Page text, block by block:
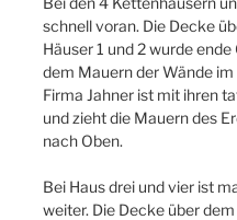
schnell voran. Die Decke
Häuser 1 und 2 wurde
dem Mauern der Wände
Firma Jahner ist mit ihren
und zieht die Mauern des
nach Oben.
Bei Haus drei und vier ist
weiter. Die Decke über